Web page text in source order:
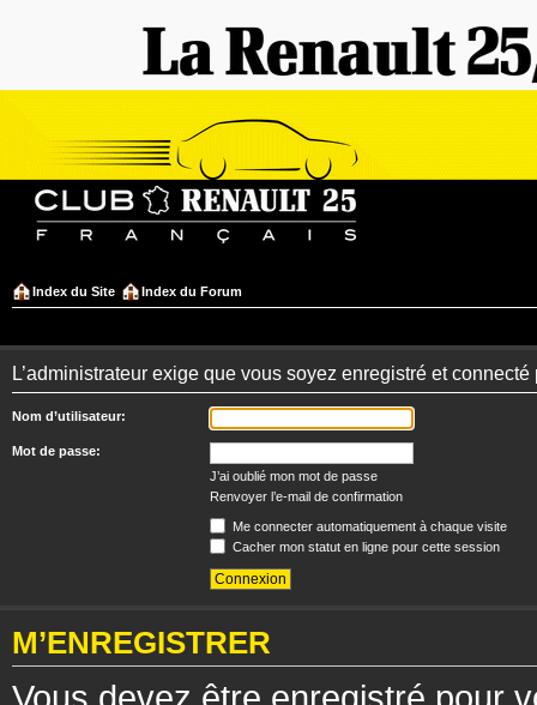
Index du Site Index du Forum
L’administrateur exige que vous soyez enregistré et
Nom d’utilisateur:
Mot de passe:
J’ai oublié mon mot de passe
Renvoyer l’e-mail de confirmation
Me connecter automatiquement à chaque visite
Cacher mon statut en ligne pour cette session
M’ENREGISTRER
Vous devez être enregistré pour